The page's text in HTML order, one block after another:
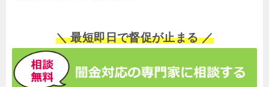
＼ 最短即日で督促が止まる ／